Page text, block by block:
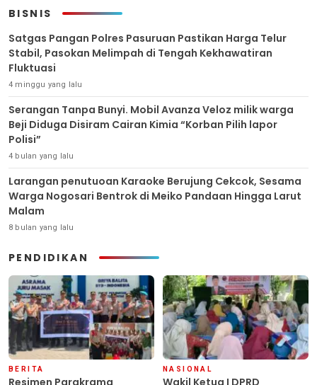
BISNIS
Satgas Pangan Polres Pasuruan Pastikan Harga Telur
Stabil, Pasokan Melimpah di Tengah Kekhawatiran
Fluktuasi
4 minggu yang lalu
Serangan Tanpa Bunyi. Mobil Avanza Veloz milik warga
Beji Diduga Disiram Cairan Kimia “Korban Pilih lapor
Polisi”
4 bulan yang lalu
Larangan penutuoan Karaoke Berujung Cekcok, Sesama
Warga Nogosari Bentrok di Meiko Pandaan Hingga Larut
Malam
8 bulan yang lalu
PENDIDIKAN
BERITA NASIONAL